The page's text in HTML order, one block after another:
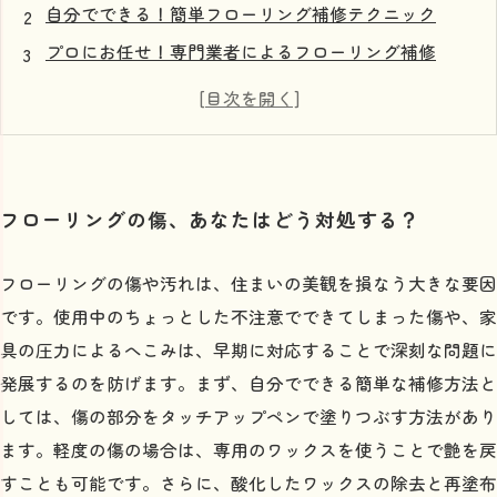
自分でできる！簡単フローリング補修テクニック
プロにお任せ！専門業者によるフローリング補修
フローリング補修の相場は？料金の実態を探る
あなたの住まいを一新！フローリング補修成功ストー
フローリングの傷、あなたはどう対処する？
フローリングの傷や汚れは、住まいの美観を損なう大きな要因
です。使用中のちょっとした不注意でできてしまった傷や、家
具の圧力によるへこみは、早期に対応することで深刻な問題に
発展するのを防げます。まず、自分でできる簡単な補修方法と
しては、傷の部分をタッチアップペンで塗りつぶす方法があり
ます。軽度の傷の場合は、専用のワックスを使うことで艶を戻
すことも可能です。さらに、酸化したワックスの除去と再塗布